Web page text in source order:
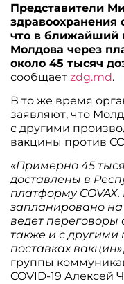
Представители
здравоохранения
что в ближайший
Молдова через
около 45 тысяч
сообщает zdg.md.
В то же время
заявляют, что
с другими
вакцины против
«Примерно 45
доставлены в
платформу
запланировано
ведет переговоры
также и с другими
поставках вакцин»
группы
COVID-19 Алексей